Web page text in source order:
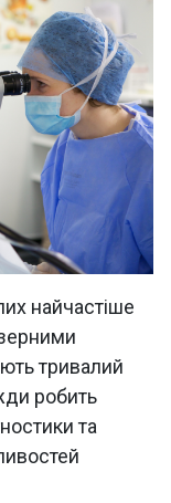
найчастіше
тривалий
робить
та